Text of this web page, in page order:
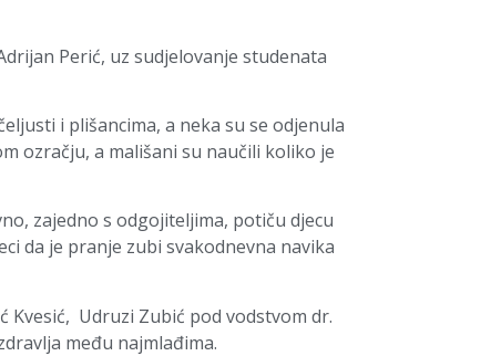
Perić, uz sudjelovanje studenata
i plišancima, a neka su se odjenula
ozračju, a mališani su naučili koliko je
zajedno s odgojiteljima, potiču djecu
da je pranje zubi svakodnevna navika
Kvesić, Udruzi Zubić pod vodstvom dr.
među najmlađima.